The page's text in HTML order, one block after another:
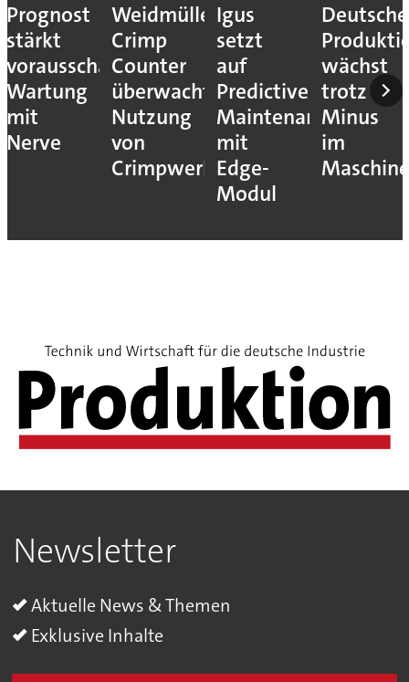
Prognost
stärkt
vorausschauende
Wartung
mit
Nerve
Weidmüller:
Crimp
Counter
überwacht
Nutzung
von
Crimpwerkzeugen
Igus
setzt
auf
Predictive
Maintenance
mit
Edge-
Modul
Deutsche
wächst
trotz
Minus
im
Newsletter
Aktuelle News & Themen
Exklusive Inhalte